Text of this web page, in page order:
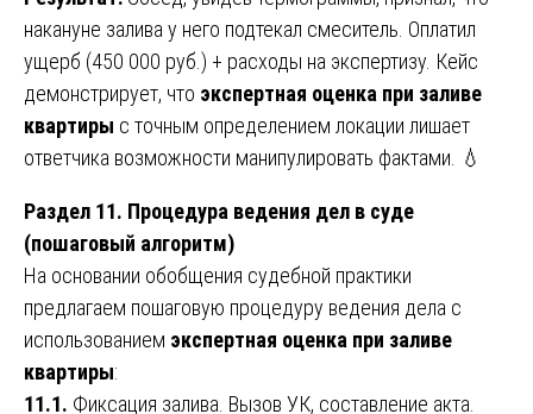
накануне залива у него подтекал смеситель. Оплатил
ущерб (450 000 руб.) + расходы на экспертизу. Кейс
демонстрирует, что экспертная оценка при заливе
квартиры с точным определением локации лишает
ответчика возможности манипулировать фактами. 💧
Раздел 11. Процедура ведения дел в суде
(пошаговый алгоритм)
На основании обобщения судебной практики
предлагаем пошаговую процедуру ведения дела с
использованием экспертная оценка при заливе
квартиры:
11.1. Фиксация залива. Вызов УК, составление акта.